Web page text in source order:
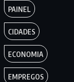
PAINEL
CIDADES
ECONOMIA
EMPREGOS